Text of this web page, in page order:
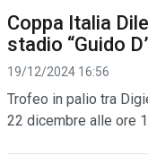
Coppa Italia
stadio “Guido
19/12/2024 16:56
Trofeo in palio tra
22 dicembre alle ore